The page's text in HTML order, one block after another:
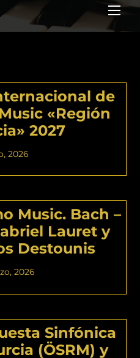
de
«Región
2027
2026
Music. Bach –
Lauret y
Destounis
2026
Sinfónica
(ÖSRM) y